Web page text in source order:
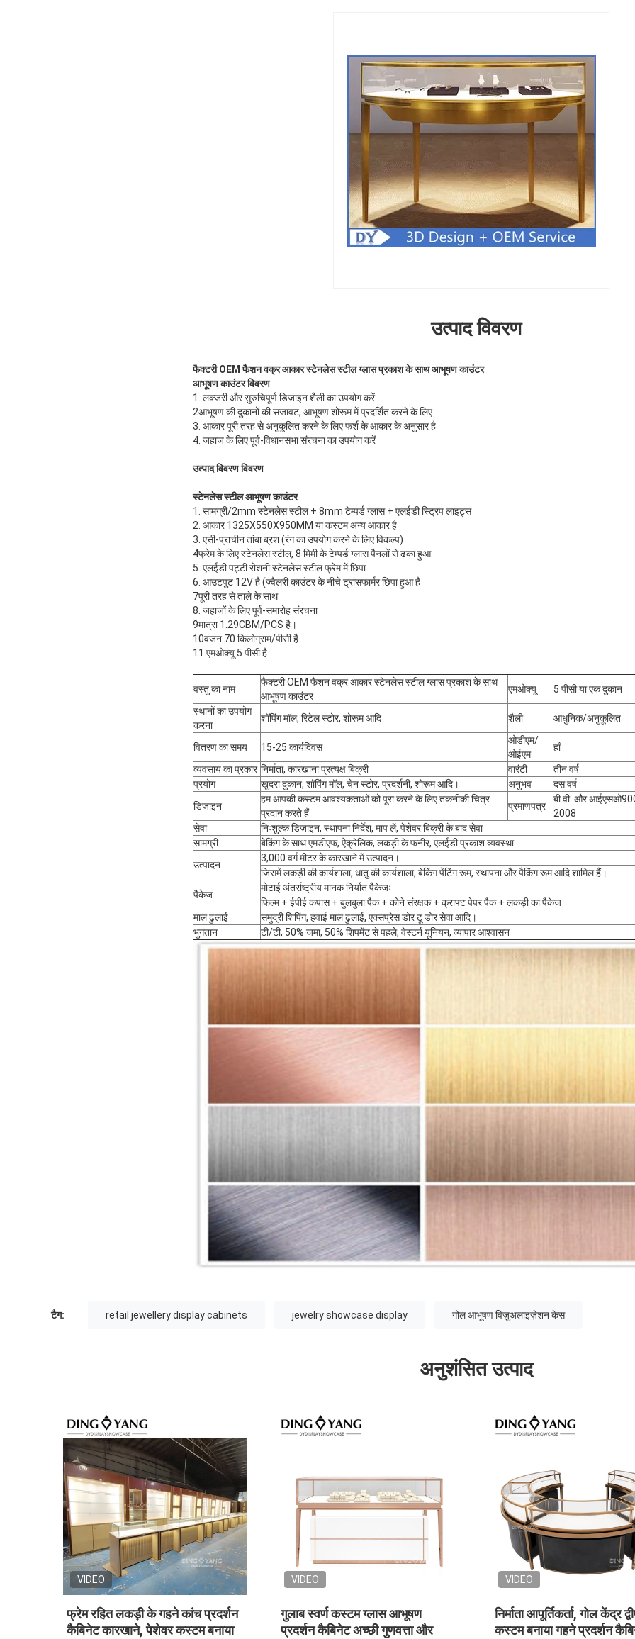
उत्पाद विवरण
फैक्टरी OEM फैशन वक्र आकार स्टेनलेस स्टील ग्लास प्रकाश के साथ आभूषण काउंटर
आभूषण काउंटर विवरण
1. लक्जरी और सुरुचिपूर्ण डिजाइन शैली का उपयोग करें
2आभूषण की दुकानों की सजावट, आभूषण शोरूम में प्रदर्शित करने के लिए
3. आकार पूरी तरह से अनुकूलित करने के लिए फर्श के आकार के अनुसार है
4. जहाज के लिए पूर्व-विधानसभा संरचना का उपयोग करें
उत्पाद विवरण विवरण
स्टेनलेस स्टील आभूषण काउंटर
1. सामग्री/2mm स्टेनलेस स्टील + 8mm टेम्पर्ड ग्लास + एलईडी स्ट्रिप लाइट्स
2. आकार 1325X550X950MM या कस्टम अन्य आकार है
3. एसी-प्राचीन तांबा ब्रश (रंग का उपयोग करने के लिए विकल्प)
4फ्रेम के लिए स्टेनलेस स्टील, 8 मिमी के टेम्पर्ड ग्लास पैनलों से ढका हुआ
5. एलईडी पट्टी रोशनी स्टेनलेस स्टील फ्रेम में छिपा
6. आउटपुट 12V है (ज्वैलरी काउंटर के नीचे ट्रांसफार्मर छिपा हुआ है
7पूरी तरह से ताले के साथ
8. जहाजों के लिए पूर्व-समारोह संरचना
9मात्रा 1.29CBM/PCS है।
10वजन 70 किलोग्राम/पीसी है
11.एमओक्यू 5 पीसी है
वस्तु का नाम
फैक्टरी OEM फैशन वक्र आकार स्टेनलेस स्टील ग्लास प्रकाश के साथ
आभूषण काउंटर
एमओक्यू
5 पीसी या एक दुकान
स्थानों का उपयोग
करना
शॉपिंग मॉल, रिटेल स्टोर, शोरूम आदि शैली आधुनिक/अनुकूलित
वितरण का समय 15-25 कार्यदिवस
ओडीएम/
ओईएम
हाँ
व्यवसाय का प्रकार निर्माता, कारखाना प्रत्यक्ष बिक्री वारंटी
तीन वर्ष
प्रयोग
खुदरा दुकान, शॉपिंग मॉल, चेन स्टोर, प्रदर्शनी, शोरूम आदि। अनुभव
दस वर्ष
डिजाइन
हम आपकी कस्टम आवश्यकताओं को पूरा करने के लिए तकनीकी चित्र
प्रदान करते हैं
प्रमाणपत्र
बी.वी. और
2008
सेवा
निःशुल्क डिजाइन, स्थापना निर्देश, माप लें, पेशेवर बिक्री के बाद सेवा
सामग्री
बेकिंग के साथ एमडीएफ, ऐक्रेलिक, लकड़ी के फनीर, एलईडी प्रकाश व्यवस्था
उत्पादन
3,000 वर्ग मीटर के कारखाने में उत्पादन।
जिसमें लकड़ी की कार्यशाला, धातु की कार्यशाला, बेकिंग पेंटिंग रूम, स्थापना और पैकिंग रूम आदि शामिल हैं।
पैकेज
मोटाई अंतर्राष्ट्रीय मानक निर्यात पैकेजः
फिल्म + ईपीई कपास + बुलबुला पैक + कोने संरक्षक + क्राफ्ट पेपर पैक + लकड़ी का पैकेज
माल ढुलाई
समुद्री शिपिंग, हवाई माल ढुलाई, एक्सप्रेस डोर टू डोर सेवा आदि।
भुगतान
टी/टी, 50% जमा, 50% शिपमेंट से पहले, वेस्टर्न यूनियन, व्यापार आश्वासन
टैग: retail jewellery display cabinets jewelry showcase display गोल आभूषण विज़ुअलाइज़ेशन केस
अनुशंसित उत्पाद
चमकदार काले कस्टम ग्लास आभूषण
प्रदर्शन मामले, कैबिनेट के साथ वर्ग
काला लकड़ी का ग्लास मुक्त खड़े आभूषण
प्रदर्शन मामले बंद भंडारण क्षेत्र
कैबिनेट के साथ अनुकूलित बड़े आकार
चमकदार सफेद आभूषण प्रदर्शन मामले